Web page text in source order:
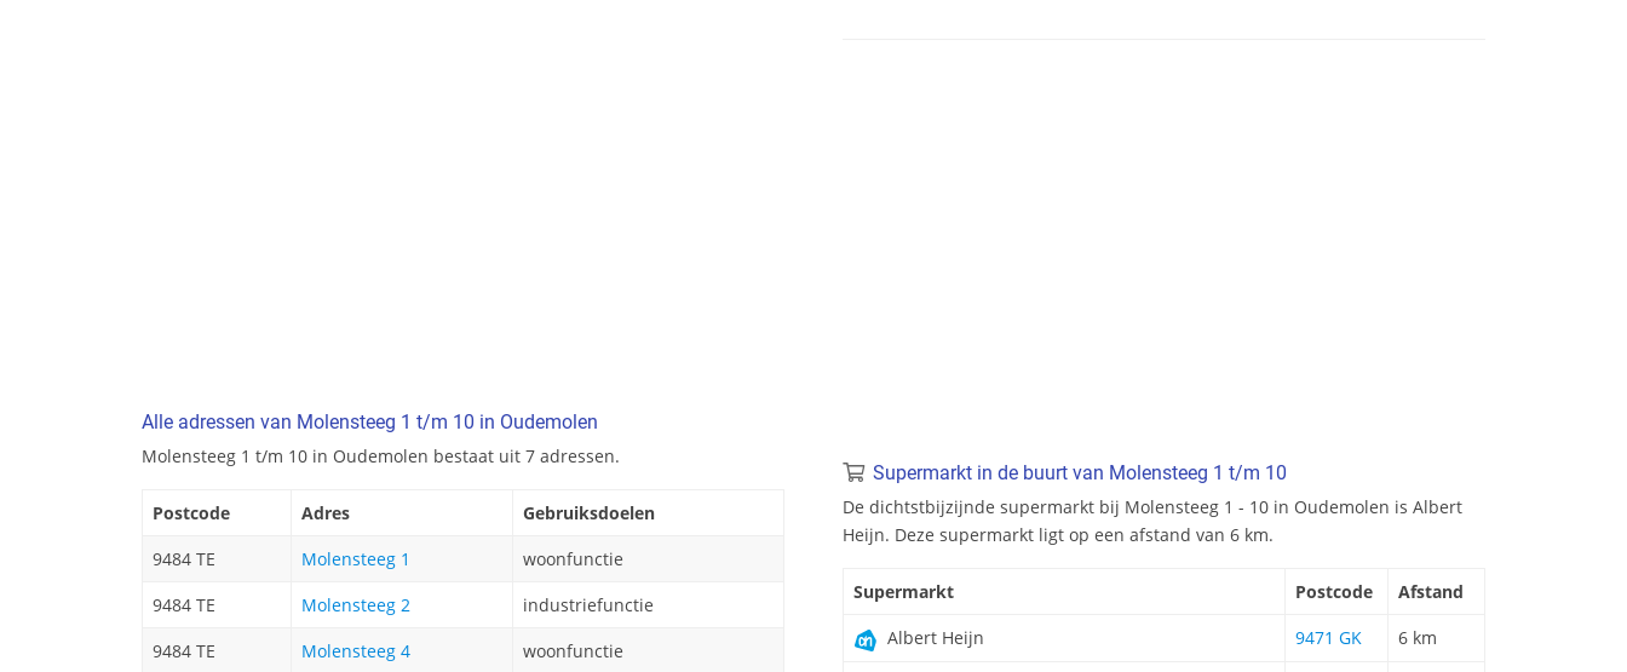
Alle adressen van Molensteeg 1 t/m 10 in Oudemolen
Molensteeg 1 t/m 10 in Oudemolen bestaat uit 7 adressen.
Postcode Adres
Gebruiksdoelen
9484 TE
Molensteeg 1
woonfunctie
9484 TE
Molensteeg 2
industriefunctie
9484 TE
Molensteeg 4
woonfunctie
Supermarkt in de buurt van Molensteeg 1 t/m 10
De dichtstbijzijnde supermarkt bij Molensteeg 1 - 10 in Oudemolen is Albert
Heijn. Deze supermarkt ligt op een afstand van 6 km.
Supermarkt Postcode
Afstand
Albert Heijn
9471 GK 6 km